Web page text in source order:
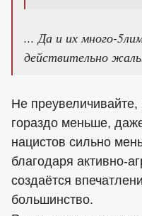
... Да и их много-
действительно
Не
гораздо меньше,
нацистов сильно
благодаря активно-
создаётся
большинство.